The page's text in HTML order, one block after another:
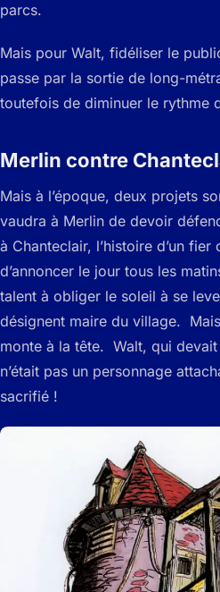
parcs.
Mais pour Walt, fidéliser le
passe par la sortie de long-
toutefois de diminuer le rythme
Merlin contre
Mais à l’époque, deux projets
vaudra à Merlin de devoir
à Chanteclair, l’histoire d’un
d’annoncer le jour tous les
talent à obliger le soleil à se
désignent maire du village.
monte à la tête. Walt, qui devait
n’était pas un personnage
sacrifié !